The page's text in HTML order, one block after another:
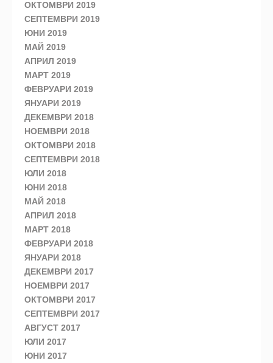
ОКТОМВРИ 2019
СЕПТЕМВРИ 2019
ЮНИ 2019
МАЙ 2019
АПРИЛ 2019
МАРТ 2019
ФЕВРУАРИ 2019
ЯНУАРИ 2019
ДЕКЕМВРИ 2018
НОЕМВРИ 2018
ОКТОМВРИ 2018
СЕПТЕМВРИ 2018
ЮЛИ 2018
ЮНИ 2018
МАЙ 2018
АПРИЛ 2018
МАРТ 2018
ФЕВРУАРИ 2018
ЯНУАРИ 2018
ДЕКЕМВРИ 2017
НОЕМВРИ 2017
ОКТОМВРИ 2017
СЕПТЕМВРИ 2017
АВГУСТ 2017
ЮЛИ 2017
ЮНИ 2017